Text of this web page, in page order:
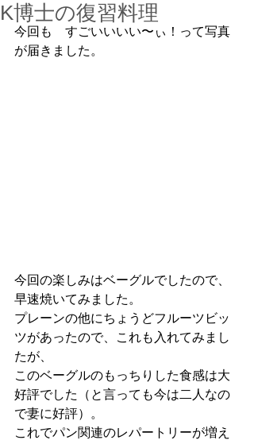
K博士の復習料理
今回も　すごいいいい〜ぃ！って写真
が届きました。
今回の楽しみはベーグルでしたので、
早速焼いてみました。
プレーンの他にちょうどフルーツビッ
ツがあったので、これも入れてみまし
たが、
このベーグルのもっちりした食感は大
好評でした（と言っても今は二人なの
で妻に好評）。
これでパン関連のレパートリーが増え